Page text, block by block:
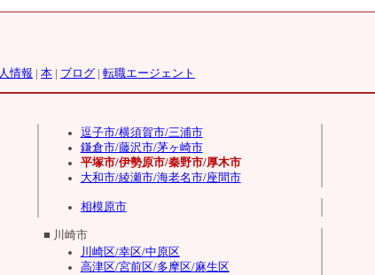
情報 | 本 | ブログ | 転職エージェント
逗子市/横須賀市/三浦市
鎌倉市/藤沢市/茅ヶ崎市
平塚市/伊勢原市/秦野市/厚木市
大和市/綾瀬市/海老名市/座間市
相模原市
■ 川崎市
川崎区/幸区/中原区
高津区/宮前区/多摩区/麻生区